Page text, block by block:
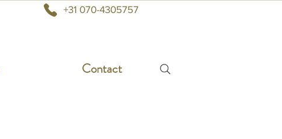
Contact
+31 070-4305757